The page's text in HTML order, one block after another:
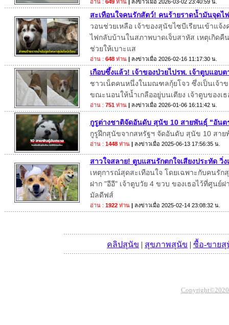
อ่าน : 649ท่าน ลงข่าวเมื่อ 2026-03-02 23:40:59 น.
สะเทือนใจคนรักสัตว์! คนร้ายราดน้ำมันจุดไ
วอนช่วยเหลือ เจ้าของสุนัขไซบีเรียนเข้าแ
ไฟกลับบ้านในสภาพบาดเจ็บสาหัส เหตุเกิด
ช่วยให้เบาะแส
อ่าน : 648ท่าน | ลงข่าวเมื่อ 2026-02-16 11:17:30 น.
เกือบซึ้งแล้ว! เจ้าของป่วยไปรพ. เจ้าตูบแอบ
ชาวเน็ตคนหนึ่งในมณฑลกุ้ยโจว ซึ่งเป็นเจ้า
ขณะนอนให้น้ำเกลืออยู่บนเตียง เจ้าตูบของเ
อ่าน : 751ท่าน | ลงข่าวเมื่อ 2026-01-06 16:11:42 น.
กูรูต่างชาติจัดอันดับ สุนัข 10 สายพันธุ์ "อันต
กูรูฝึกสุนัขจากสหรัฐฯ จัดอันดับ สุนัข 10 สา
อ่าน : 1448ท่าน | ลงข่าวเมื่อ 2025-06-13 17:56:35 น.
สาวใจสลาย! ตูบแสนรักตกใจเสียงประทัด วิ่
เหตุการณ์สุดสะเทือนใจ โดยเฉพาะกับคนรั
ฝาก "อีอี" เจ้าตูบวัย 4 ขวบ ของเธอไว้ที่ศูนย์
มัลดีฟส์
อ่าน : 1922ท่าน | ลงข่าวเมื่อ 2025-02-14 23:08:32 น.
คลิปสุนัข | สุขภาพสุนัข | ซื้อ-ขายสุ
Copyright©2020